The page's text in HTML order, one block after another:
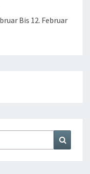
Bis 12. Februar